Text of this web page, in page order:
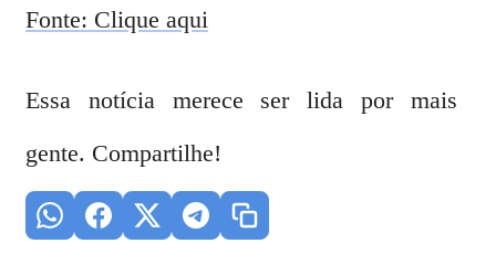
Fonte: Clique aqui
Essa notícia merece ser lida por mais
gente. Compartilhe!